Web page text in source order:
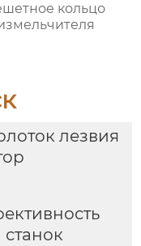
кольцо
лезвия